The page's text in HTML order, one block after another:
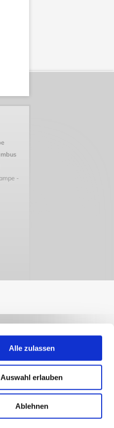
Alle zulassen
Auswahl erlauben
Ablehnen
-